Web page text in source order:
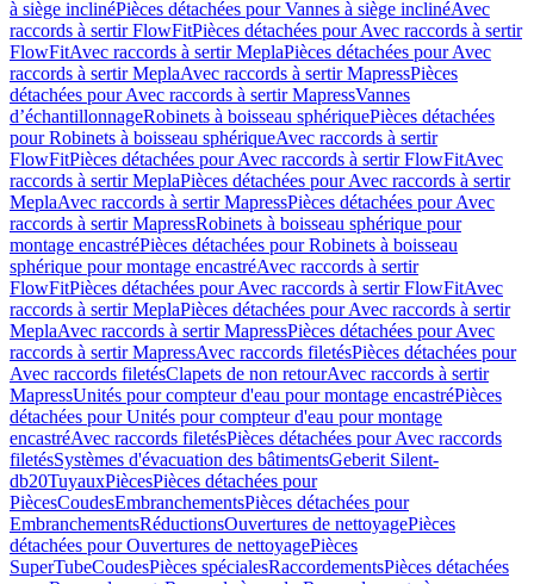
à siège inclinéPièces détachées pour Vannes à siège inclinéAvec
raccords à sertir FlowFitPièces détachées pour Avec raccords à sertir
FlowFitAvec raccords à sertir MeplaPièces détachées pour Avec
raccords à sertir MeplaAvec raccords à sertir MapressPièces
détachées pour Avec raccords à sertir MapressVannes
d’échantillonnageRobinets à boisseau sphériquePièces détachées
pour Robinets à boisseau sphériqueAvec raccords à sertir
FlowFitPièces détachées pour Avec raccords à sertir FlowFitAvec
raccords à sertir MeplaPièces détachées pour Avec raccords à sertir
MeplaAvec raccords à sertir MapressPièces détachées pour Avec
raccords à sertir MapressRobinets à boisseau sphérique pour
montage encastréPièces détachées pour Robinets à boisseau
sphérique pour montage encastréAvec raccords à sertir
FlowFitPièces détachées pour Avec raccords à sertir FlowFitAvec
raccords à sertir MeplaPièces détachées pour Avec raccords à sertir
MeplaAvec raccords à sertir MapressPièces détachées pour Avec
raccords à sertir MapressAvec raccords filetésPièces détachées pour
Avec raccords filetésClapets de non retourAvec raccords à sertir
MapressUnités pour compteur d'eau pour montage encastréPièces
détachées pour Unités pour compteur d'eau pour montage
encastréAvec raccords filetésPièces détachées pour Avec raccords
filetésSystèmes d'évacuation des bâtimentsGeberit Silent-
db20TuyauxPiècesPièces détachées pour
PiècesCoudesEmbranchementsPièces détachées pour
EmbranchementsRéductionsOuvertures de nettoyagePièces
détachées pour Ouvertures de nettoyagePièces
SuperTubeCoudesPièces spécialesRaccordementsPièces détachées